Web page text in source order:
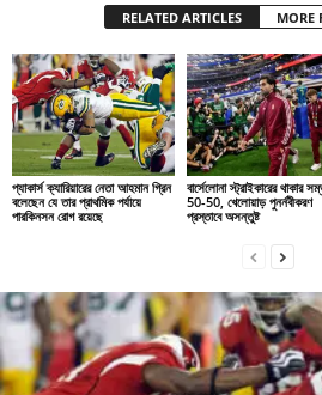
RELATED ARTICLES MORE
প্যাকার্স ক্যারিয়ারের নেতা আহমান গ্রিন
বলেছেন যে তার প্রাথমিক পর্যায়ে
পারকিনসন রোগ রয়েছে
বার্সেলোনা স্ট্রাইকারের থাকার
50-50, খেলোয়াড় পুনর্নবীকরণ
প্রস্তাবে অসন্তুষ্ট